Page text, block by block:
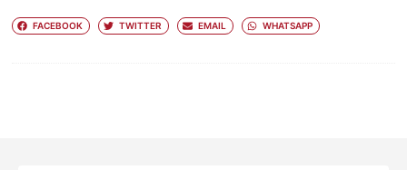
FACEBOOK TWITTER EMAIL WHATSAPP